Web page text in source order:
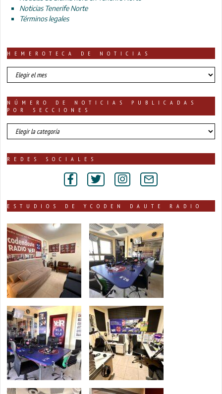
Noticias Tenerife Norte
Términos legales
HEMEROTECA DE NOTICIAS
HEMEROTECA
DE
NÚMERO DE NOTICIAS PUBLICADAS
POR SECCIONES
número
de
publicadas
REDES SOCIALES
ESTUDIOS DE YCODEN DAUTE RADIO